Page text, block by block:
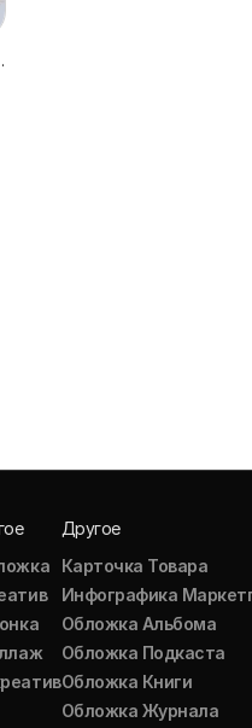
Другое
Карточка Товара
Инфографика
Обложка Альбома
Обложка Подкаста
Обложка Книги
Обложка Журнала